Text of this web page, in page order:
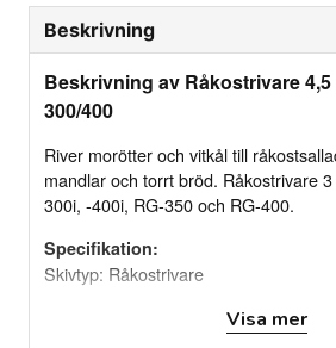
Beskrivning
Beskrivning av Råkostrivare 4,5
300/400
River morötter och vitkål till
mandlar och torrt bröd. Råkostrivare
300i, -400i, RG-350 och RG-400.
Specifikation:
Skivtyp: Råkostrivare
Passar till: Hällde RG-300i/400i, RG-
Visa mer